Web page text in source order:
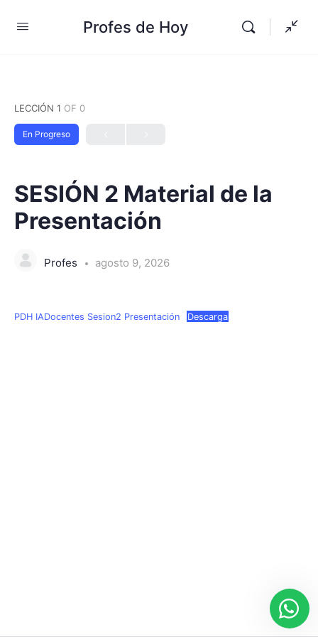
Profes de Hoy
LECCIÓN 1 OF 0
En Progreso
SESIÓN 2 Material de la
Presentación
Profes agosto 9, 2026
PDH IADocentes Sesion2 Presentación Descarga